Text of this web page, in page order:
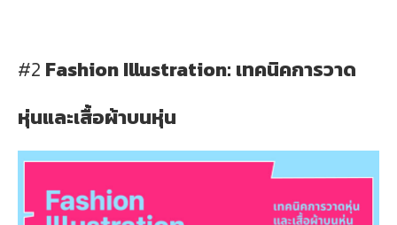
#2 Fashion Illustration: เทคนิคการวาด
หุ่นและเสื้อผ้าบนหุ่น